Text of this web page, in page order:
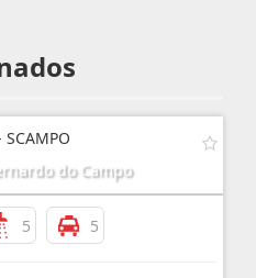
SCAMPO
do Campo
5 5